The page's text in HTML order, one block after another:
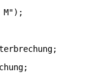
M");